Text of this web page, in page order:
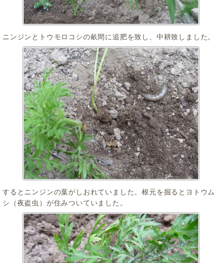
ニンジンとトウモロコシの畝間に追肥を致し、中耕致しました。
するとニンジンの葉がしおれていました。根元を掘るとヨトウム
シ（夜盗虫）が住みついていました。